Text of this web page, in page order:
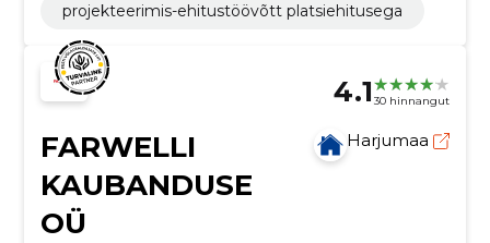
projekteerimis-ehitustöövõtt platsiehitusega
4.1 30 hinnangut
FARWELLI
KAUBANDUSE
OÜ
Harjumaa